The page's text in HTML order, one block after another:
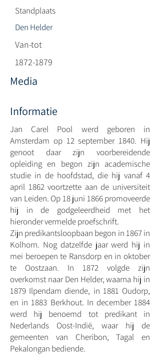
Standplaats
Den Helder
Van-tot
1872-1879
Media
Informatie
Jan Carel Pool werd geboren in
Amsterdam op 12 september 1840. Hij
genoot daar zijn voorbereidende
opleiding en begon zijn academische
studie in de hoofdstad, die hij vanaf 4
april 1862 voortzette aan de universiteit
van Leiden. Op 18 juni 1866 promoveerde
hij in de godgeleerdheid met het
hieronder vermelde proefschrift.
Zijn predikantsloopbaan begon in 1867 in
Kolhorn. Nog datzelfde jaar werd hij in
mei beroepen te Ransdorp en in oktober
te Oostzaan. In 1872 volgde zijn
overkomst naar Den Helder, waarna hij in
1879 Ilpendam diende, in 1881 Oudorp,
en in 1883 Berkhout. In december 1884
werd hij benoemd tot predikant in
Nederlands Oost-Indië, waar hij de
gemeenten van Cheribon, Tagal en
Pekalongan bediende.